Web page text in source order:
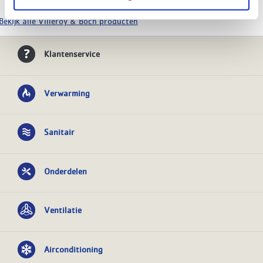
alle Villeroy & Boch producten
Klantenservice
Verwarming
Sanitair
Onderdelen
Ventilatie
Airconditioning